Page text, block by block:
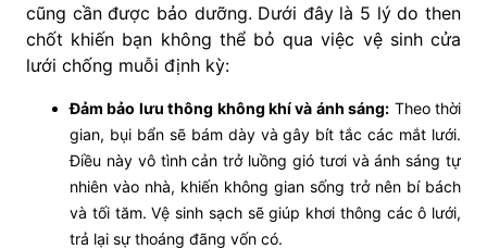
cũng cần được bảo dưỡng. Dưới đây là 5 lý do then
chốt khiến bạn không thể bỏ qua việc vệ sinh cửa
lưới chống muỗi định kỳ:
Đảm bảo lưu thông không khí và ánh sáng: Theo thời
gian, bụi bẩn sẽ bám dày và gây bít tắc các mắt lưới.
Điều này vô tình cản trở luồng gió tươi và ánh sáng tự
nhiên vào nhà, khiến không gian sống trở nên bí bách
và tối tăm. Vệ sinh sạch sẽ giúp khơi thông các ô lưới,
trả lại sự thoáng đãng vốn có.